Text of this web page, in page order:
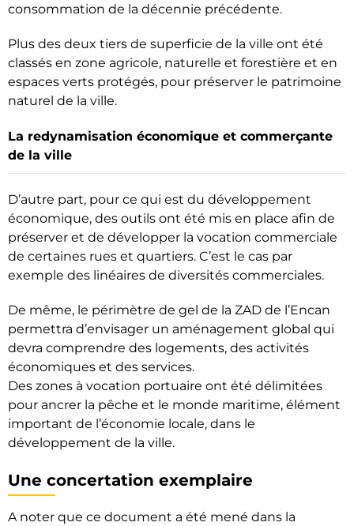
consommation de la décennie précédente.
Plus des deux tiers de superficie de la ville ont été
classés en zone agricole, naturelle et forestière et en
espaces verts protégés, pour préserver le patrimoine
naturel de la ville.
La redynamisation économique et commerçante
de la ville
D’autre part, pour ce qui est du développement
économique, des outils ont été mis en place afin de
préserver et de développer la vocation commerciale
de certaines rues et quartiers. C’est le cas par
exemple des linéaires de diversités commerciales.
De même, le périmètre de gel de la ZAD de l’Encan
permettra d’envisager un aménagement global qui
devra comprendre des logements, des activités
économiques et des services.
Des zones à vocation portuaire ont été délimitées
pour ancrer la pêche et le monde maritime, élément
important de l’économie locale, dans le
développement de la ville.
Une concertation exemplaire
A noter que ce document a été mené dans la